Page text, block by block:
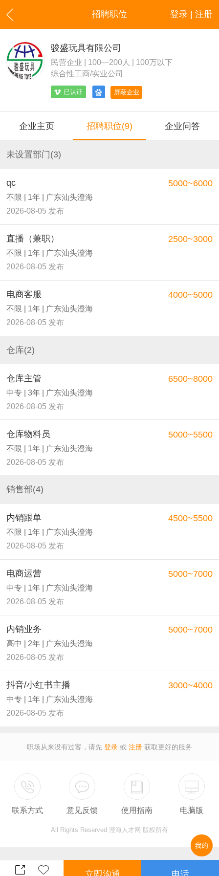
登录 | 注册
招聘职位
骏盛玩具有限公司
民营企业 | 100—200人 | 100万以下
综合性工商/实业公司
已认证 屏蔽企业
企业主页 招聘职位(9) 企业问答
未设置部门(3)
qc
不限 | 1年 | 广东汕头澄海
2026-08-05 发布
5000~6000
直播（兼职）
不限 | 1年 | 广东汕头澄海
2026-08-05 发布
2500~3000
电商客服
不限 | 1年 | 广东汕头澄海
2026-08-05 发布
4000~5000
仓库(2)
仓库主管
中专 | 3年 | 广东汕头澄海
2026-08-05 发布
6500~8000
仓库物料员
不限 | 1年 | 广东汕头澄海
2026-08-05 发布
5000~5500
销售部(4)
内销跟单
不限 | 1年 | 广东汕头澄海
2026-08-05 发布
4500~5500
电商运营
中专 | 1年 | 广东汕头澄海
2026-08-05 发布
5000~7000
内销业务
高中 | 2年 | 广东汕头澄海
2026-08-05 发布
5000~7000
抖音/小红书主播
中专 | 1年 | 广东汕头澄海
2026-08-05 发布
3000~4000
立即沟通 电话
职场从来没有过客，请先 登录 或 注册 获取更好的服务
联系方式 意见反馈 使用指南 电脑版
All Rights Reserved 澄海人才网 版权所有